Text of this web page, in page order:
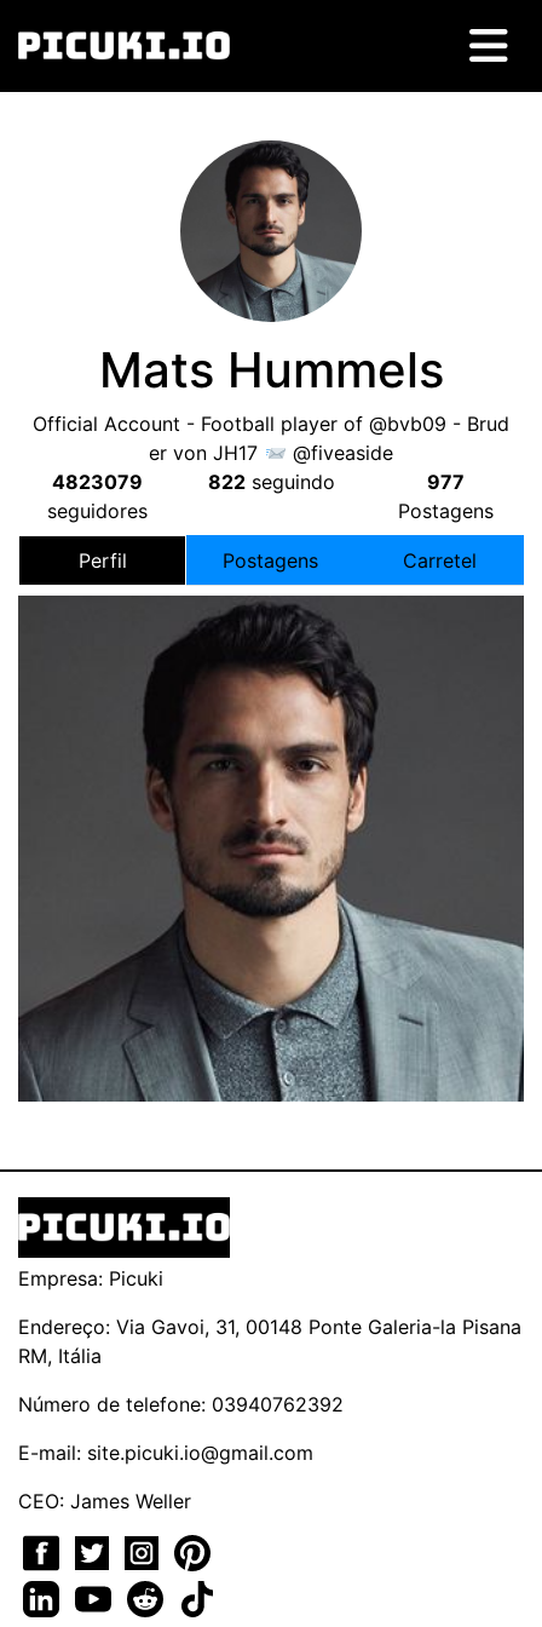
Mats Hummels
Official Account - Football player of @bvb09 - Brud
er von JH17
@fiveaside
4823079
seguidores
822seguindo
977
Postagens
Perfil Postagens Carretel
Empresa: Picuki
Endereço: Via Gavoi, 31, 00148 Ponte Galeria-la Pisana
RM, Itália
Número de telefone: 03940762392
E-mail: site.picuki.io@gmail.com
CEO: James Weller